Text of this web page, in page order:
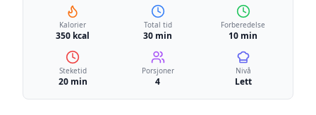
Kalorier
350 kcal
Total tid
30 min
Forberedelse
10 min
Steketid
20 min
Porsjoner
4
Nivå
Lett